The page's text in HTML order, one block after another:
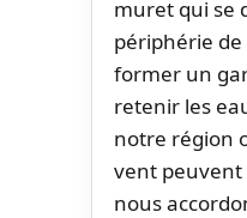
muret qui se
périphérie
former un
retenir les
notre région
vent
nous